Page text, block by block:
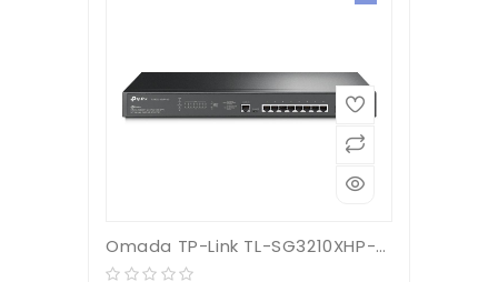
Omada TP-Link TL-SG3210XHP-M2 8 Port Yönetilebilir Switch